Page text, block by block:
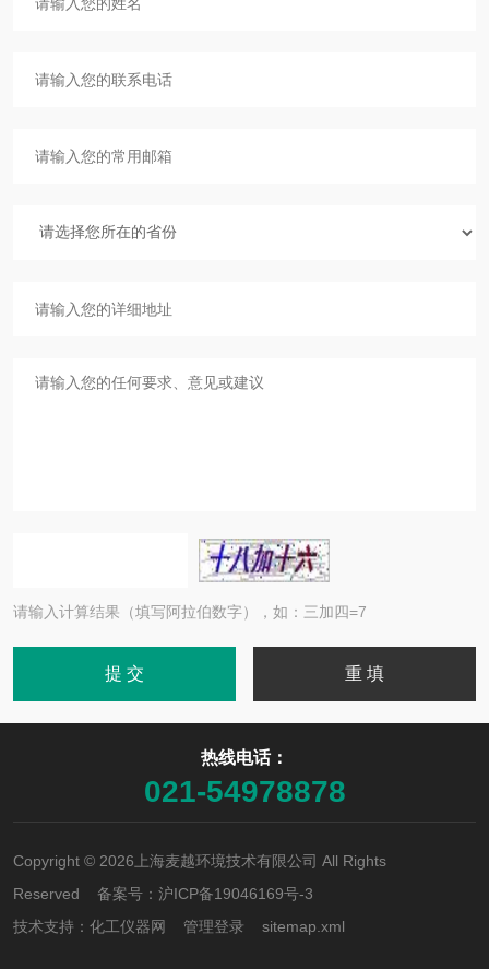
请输入计算结果（填写阿拉伯数字），如：三加四=7
热线电话：
021-54978878
Copyright © 2026上海麦越环境技术有限公司 All Rights
Reserved 备案号： 沪ICP备19046169号-3
技术支持： 化工仪器网 管理登录 sitemap.xml